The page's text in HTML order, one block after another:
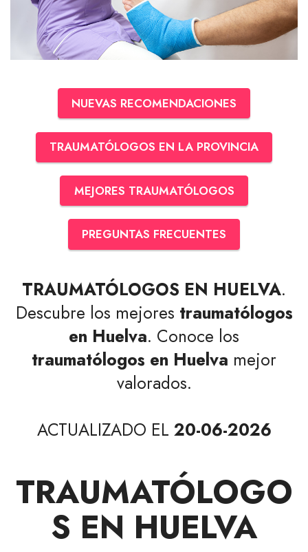
NUEVAS RECOMENDACIONES
TRAUMATÓLOGOS EN LA PROVINCIA
MEJORES TRAUMATÓLOGOS
PREGUNTAS FRECUENTES
TRAUMATÓLOGOS EN HUELVA.
Descubre los mejores traumatólogos
en Huelva. Conoce los
traumatólogos en Huelva mejor
valorados.
ACTUALIZADO EL 20-06-2026
TRAUMATÓLOGO
S EN HUELVA